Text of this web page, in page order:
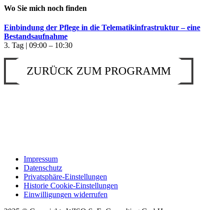
Wo Sie mich noch finden
Einbindung der Pflege in die Telematikinfrastruktur – eine
Bestandsaufnahme
3. Tag | 09:00 – 10:30
ZURÜCK ZUM PROGRAMM
Impressum
Datenschutz
Privatsphäre-Einstellungen
Historie Cookie-Einstellungen
Einwilligungen widerrufen